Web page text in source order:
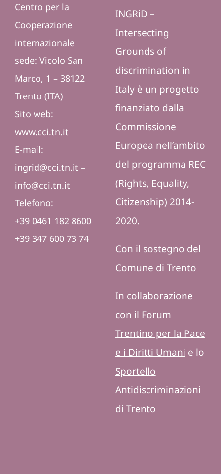
Centro per la
Cooperazione
internazionale
sede: Vicolo San
Marco, 1 – 38122
Trento (ITA)
Sito web:
www.cci.tn.it
E-mail:
ingrid@cci.tn.it –
info@cci.tn.it
Telefono:
+39 0461 182 8600
+39 347 600 73 74
INGRiD –
Intersecting
Grounds of
discrimination in
Italy è un progetto
finanziato dalla
Commissione
Europea nell’ambito
del programma REC
(Rights, Equality,
Citizenship) 2014-
2020.
Con il sostegno del
Comune di Trento
In collaborazione
con il Forum
Trentino per la Pace
e i Diritti Umani e lo
Sportello
Antidiscriminazioni
di Trento